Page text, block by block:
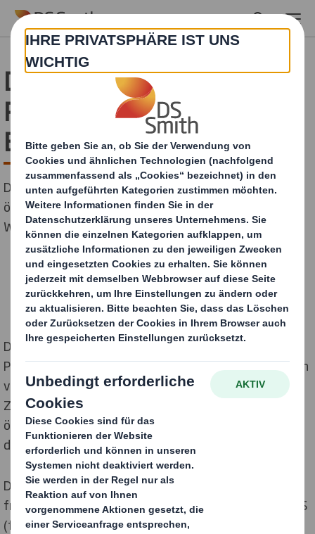
Skip to main content
DS Smith mit neuem
Produkt für die
Bestattungsbranche
DS Smith bringt in Zusammenarbeit mit abCrémation
ökonomisch und ökologisch verantwortliche Särge aus
Wellpappe auf den Markt
DS Smith hat schon vor mehr als 20 Jahren mit der
Produktion von Särgen aus Wellpappe begonnen. In den
vergangenen acht Jahren gab es eine enge
Zusammenarbeit mit abCrémation, einem Anbieter
ökologischer Särge, zur Einführung eines Modells, das
die strengeren neuen Vorschriften für Särge erfüllt.
Die neuen Normen wurden vom
französischen Gesundheitsministerium und der ANSES
(französische Behörde für Lebensmittelsicherheit,